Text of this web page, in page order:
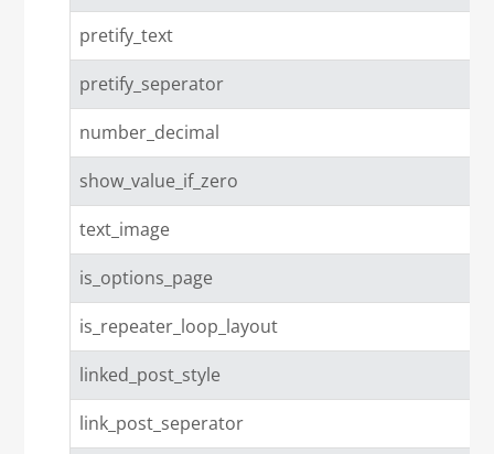
pretify_text
pretify_seperator
number_decimal
show_value_if_zero
text_image
is_options_page
is_repeater_loop_layout
linked_post_style
link_post_seperator